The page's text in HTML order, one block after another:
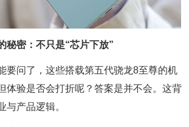
秘密：不只是“芯片下放”
要问了，这些搭载第五代骁龙8至尊的机
体验是否会打折呢？答案是并不会。这背
与产品逻辑。